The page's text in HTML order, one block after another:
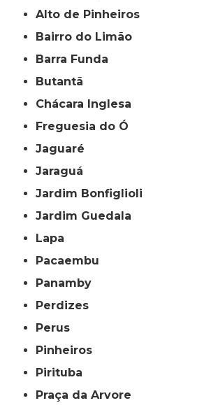
Alto de Pinheiros
Bairro do Limão
Barra Funda
Butantã
Chácara Inglesa
Freguesia do Ó
Jaguaré
Jaraguá
Jardim Bonfiglioli
Jardim Guedala
Lapa
Pacaembu
Panamby
Perdizes
Perus
Pinheiros
Pirituba
Praça da Arvore